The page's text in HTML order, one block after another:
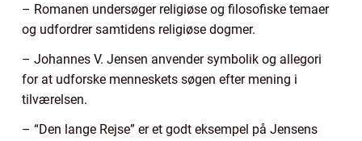
– Romanen undersøger religiøse og filosofiske temaer
og udfordrer samtidens religiøse dogmer.
– Johannes V. Jensen anvender symbolik og allegori
for at udforske menneskets søgen efter mening i
tilværelsen.
– “Den lange Rejse” er et godt eksempel på Jensens